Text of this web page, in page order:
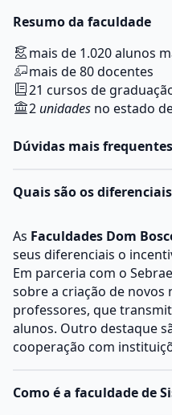
Resumo da faculdade
mais de 1.020 alunos
mais de 80 docentes
21 cursos de
2unidades no estado
Dúvidas mais frequentes
Quais são os
As Faculdades Dom
seus diferenciais o
Em parceria com o
sobre a criação de novos
professores, que
alunos. Outro destaque
cooperação com
Como é a faculdade de